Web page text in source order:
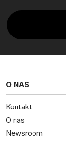
O NAS
Kontakt
O nas
Newsroom